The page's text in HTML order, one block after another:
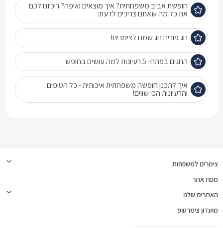
חופשת אביב משפחתית? איך מוצאים ואיפה? ריכזנו לכם
את כל מה שאתם צריכים לדעת:
חג פורים חג שמח לצימרים!
החגים בפתח- 5 רעיונות למה עושים בחופש
איך לתכנן חופשה משפחתית איכותית - כל הטיפים
והרעיונות הכי שווים!
צימרים למשפחות
מפת אתר
האתרים שלנו
מועדון צימרטופ